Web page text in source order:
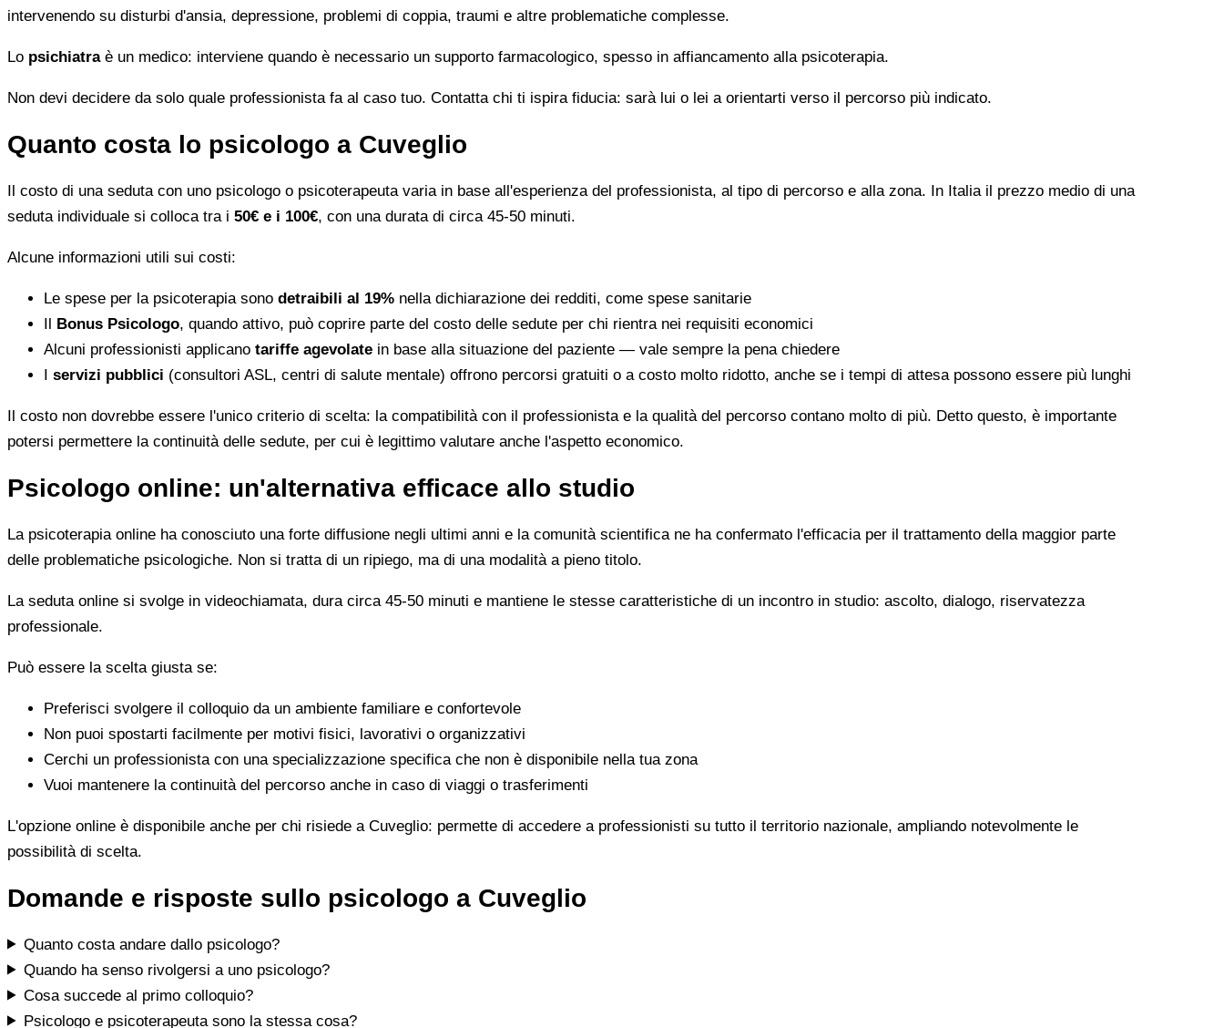
intervenendo su disturbi d'ansia, depressione, problemi di coppia, traumi e altre problematiche complesse.
Lo psichiatraè un medico: interviene quando è necessario un supporto farmacologico, spesso in affiancamento alla psicoterapia.
Non devi decidere da solo quale professionista fa al caso tuo. Contatta chi ti ispira fiducia: sarà lui o lei a orientarti verso il percorso più indicato.
Quanto costa lo psicologo a Cuveglio
Il costo di una seduta con uno psicologo o psicoterapeuta varia in base all'esperienza del professionista, al tipo di percorso e alla zona. In Italia il prezzo medio di una
seduta individuale si colloca tra i 50€ e i 100€, con una durata di circa 45-50 minuti.
Alcune informazioni utili sui costi:
Le spese per la psicoterapia sono detraibili al 19% nella dichiarazione dei redditi, come spese sanitarie
Il Bonus Psicologo, quando attivo, può coprire parte del costo delle sedute per chi rientra nei requisiti economici
Alcuni professionisti applicano tariffe agevolate in base alla situazione del paziente — vale sempre la pena chiedere
I servizi pubblici (consultori ASL, centri di salute mentale) offrono percorsi gratuiti o a costo molto ridotto, anche se i tempi di attesa possono essere più lunghi
Il costo non dovrebbe essere l'unico criterio di scelta: la compatibilità con il professionista e la qualità del percorso contano molto di più. Detto questo, è importante
potersi permettere la continuità delle sedute, per cui è legittimo valutare anche l'aspetto economico.
Psicologo online: un'alternativa efficace allo studio
La psicoterapia online ha conosciuto una forte diffusione negli ultimi anni e la comunità scientifica ne ha confermato l'efficacia per il trattamento della maggior parte
delle problematiche psicologiche. Non si tratta di un ripiego, ma di una modalità a pieno titolo.
La seduta online si svolge in videochiamata, dura circa 45-50 minuti e mantiene le stesse caratteristiche di un incontro in studio: ascolto, dialogo, riservatezza
professionale.
Può essere la scelta giusta se:
Preferisci svolgere il colloquio da un ambiente familiare e confortevole
Non puoi spostarti facilmente per motivi fisici, lavorativi o organizzativi
Cerchi un professionista con una specializzazione specifica che non è disponibile nella tua zona
Vuoi mantenere la continuità del percorso anche in caso di viaggi o trasferimenti
L'opzione online è disponibile anche per chi risiede a Cuveglio: permette di accedere a professionisti su tutto il territorio nazionale, ampliando notevolmente le
possibilità di scelta.
Domande e risposte sullo psicologo a Cuveglio
Quanto costa andare dallo psicologo?
Quando ha senso rivolgersi a uno psicologo?
Cosa succede al primo colloquio?
Psicologo e psicoterapeuta sono la stessa cosa?